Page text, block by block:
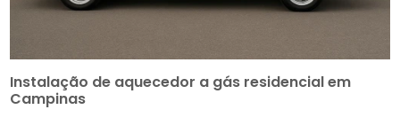
Instalação de aquecedor a gás residencial em
Campinas